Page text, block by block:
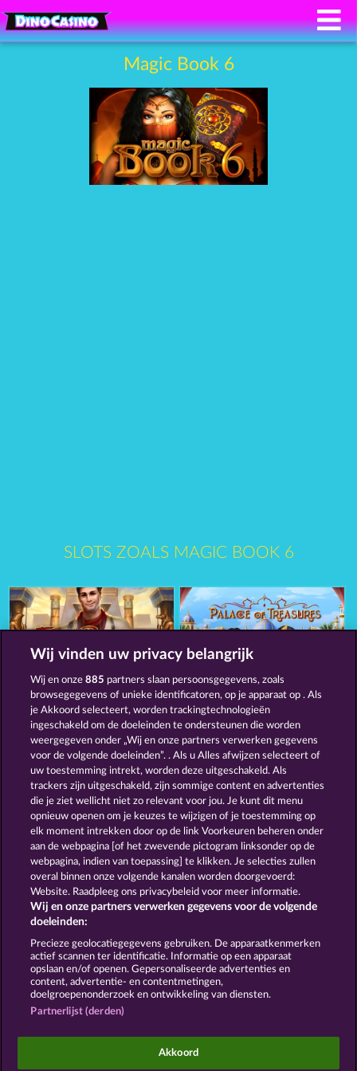
Magic Book 6
SLOTS ZOALS MAGIC BOOK 6
Jack Potter and the Book of Dynasties Palace of Treasures
Book Of The Ages Jack Potter & the Book of Dynasties 6
Algemene voorwaarden Privacyverklaring
Colofon Bedrijf FAQ Facebook Blog
Terugbetalingsverzoek indienen
Sociale casino games zijn enkel bedoeld voor
entertainment en hebben absoluut geen enkele
Wij vinden uw privacy belangrijk
Wij en onze885 partners slaan persoonsgegevens, zoals
browsegegevens of unieke identificatoren, op je apparaat op . Als
je Akkoord selecteert, worden trackingtechnologieën
ingeschakeld om de doeleinden te ondersteunen die worden
weergegeven onder „Wij en onze partners verwerken gegevens
voor de volgende doeleinden”. . Als u Alles afwijzen selecteert of
uw toestemming intrekt, worden deze uitgeschakeld. Als
trackers zijn uitgeschakeld, zijn sommige content en advertenties
die je ziet wellicht niet zo relevant voor jou. Je kunt dit menu
opnieuw openen om je keuzes te wijzigen of je toestemming op
elk moment intrekken door op de link Voorkeuren beheren onder
aan de webpagina [of het zwevende pictogram linksonder op de
webpagina, indien van toepassing] te klikken. Je selecties zullen
overal binnen onze volgende kanalen worden doorgevoerd:
Website. Raadpleeg ons privacybeleid voor meer informatie.
Wij en onze partners verwerken gegevens voor de volgende
doeleinden:
Precieze geolocatiegegevens gebruiken. De apparaatkenmerken
actief scannen ter identificatie. Informatie op een apparaat
opslaan en/of openen. Gepersonaliseerde advertenties en
content, advertentie- en contentmetingen,
doelgroepenonderzoek en ontwikkeling van diensten.
Partnerlijst (derden)
Akkoord